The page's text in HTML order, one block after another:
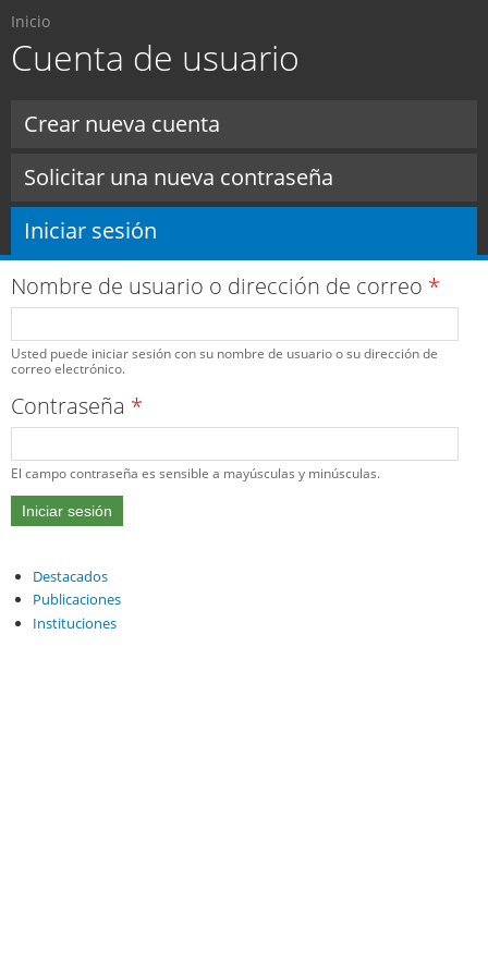
principal
Usted está aquí
Inicio
Cuenta de usuario
Crear nueva cuenta
Solicitar una nueva contraseña
Iniciar sesión
Nombre de usuario o dirección de correo *
Usted puede iniciar sesión con su nombre de usuario o su dirección de
correo electrónico.
Contraseña *
El campo contraseña es sensible a mayúsculas y minúsculas.
Destacados
Publicaciones
Instituciones